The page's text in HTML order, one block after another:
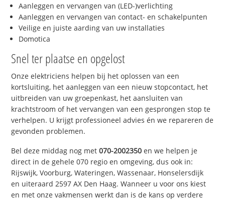
Aanleggen en vervangen van (LED-)verlichting
Aanleggen en vervangen van contact- en schakelpunten
Veilige en juiste aarding van uw installaties
Domotica
Snel ter plaatse en opgelost
Onze elektriciens helpen bij het oplossen van een
kortsluiting, het aanleggen van een nieuw stopcontact, het
uitbreiden van uw groepenkast, het aansluiten van
krachtstroom of het vervangen van een gesprongen stop te
verhelpen. U krijgt professioneel advies én we repareren de
gevonden problemen.
Bel deze middag nog met070-2002350 en we helpen je
direct in de gehele 070 regio en omgeving, dus ook in:
Rijswijk, Voorburg, Wateringen, Wassenaar, Honselersdijk
en uiteraard 2597 AX Den Haag. Wanneer u voor ons kiest
en met onze vakmensen werkt dan is de kans op verdere